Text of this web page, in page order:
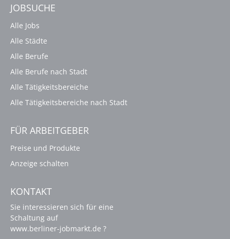
JOBSUCHE
Alle Jobs
Alle Städte
Alle Berufe
Alle Berufe nach Stadt
Alle Tätigkeitsbereiche
Alle Tätigkeitsbereiche nach Stadt
FÜR ARBEITGEBER
Preise und Produkte
Anzeige schalten
KONTAKT
Sie interessieren sich für eine
Schaltung auf
www.berliner-jobmarkt.de ?